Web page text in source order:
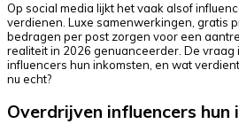
Op social media lijkt het vaak alsof
verdienen. Luxe samenwerkingen, gratis
bedragen per post zorgen voor een
realiteit in 2026 genuanceerder. De vraag
influencers hun inkomsten, en wat
nu echt?
Overdrijven influencers hun